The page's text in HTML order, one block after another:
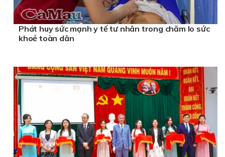
Phát huy sức mạnh y tế tư nhân trong chăm lo sức
khoẻ toàn dân